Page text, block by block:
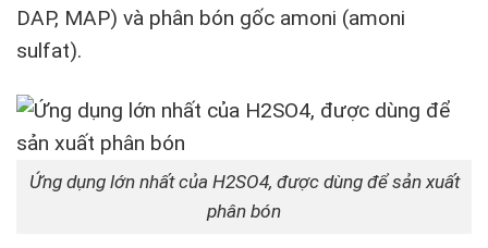
DAP, MAP) và phân bón gốc amoni (amoni
sulfat).
Ứng dụng lớn nhất của H2SO4, được dùng để sản xuất
phân bón